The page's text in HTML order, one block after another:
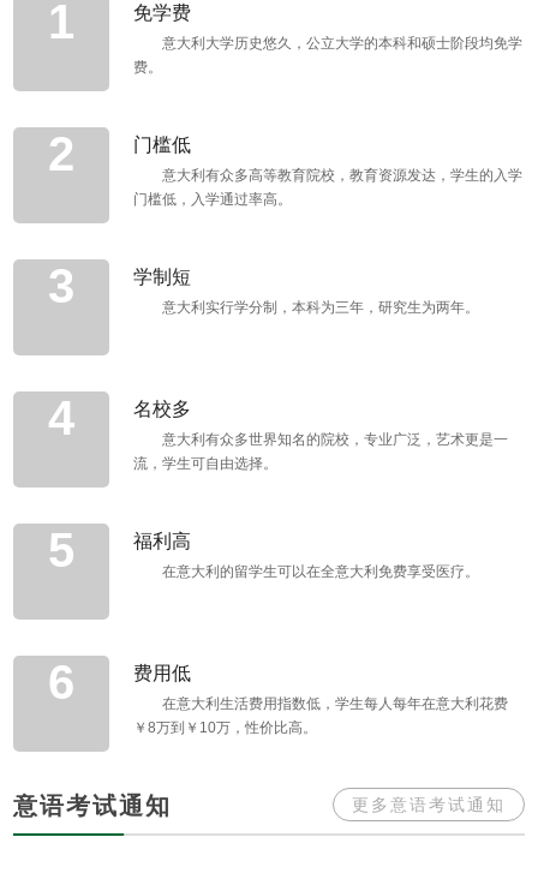
1 免学费
意大利大学历史悠久，公立大学的本科和硕士阶段均免学
费。
2 门槛低
意大利有众多高等教育院校，教育资源发达，学生的入学
门槛低，入学通过率高。
3 学制短
意大利实行学分制，本科为三年，研究生为两年。
4 名校多
意大利有众多世界知名的院校，专业广泛，艺术更是一
流，学生可自由选择。
5 福利高
在意大利的留学生可以在全意大利免费享受医疗。
6 费用低
在意大利生活费用指数低，学生每人每年在意大利花费
￥8万到￥10万，性价比高。
更多意语考试通知
意语考试通知